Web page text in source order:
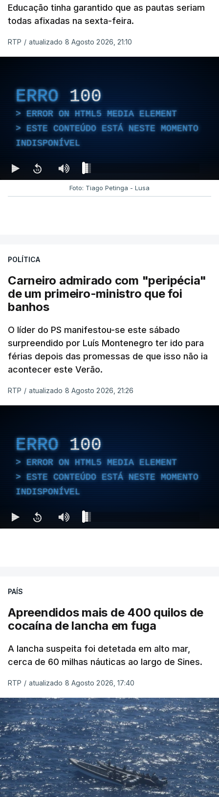
Educação tinha garantido que as pautas seriam
todas afixadas na sexta-feira.
RTP / atualizado 8 Agosto 2026, 21:10
ERRO 100
ERROR ON HTML5 MEDIA ELEMENT
ESTE CONTEÚDO ESTÁ NESTE MOMENTO
INDISPONÍVEL
Foto: Tiago Petinga - Lusa
POLÍTICA
Carneiro admirado com "peripécia"
de um primeiro-ministro que foi
banhos
O líder do PS manifestou-se este sábado
surpreendido por Luís Montenegro ter ido para
férias depois das promessas de que isso não ia
acontecer este Verão.
RTP / atualizado 8 Agosto 2026, 21:26
ERRO 100
ERROR ON HTML5 MEDIA ELEMENT
ESTE CONTEÚDO ESTÁ NESTE MOMENTO
INDISPONÍVEL
PAÍS
Apreendidos mais de 400 quilos de
cocaína de lancha em fuga
A lancha suspeita foi detetada em alto mar,
cerca de 60 milhas náuticas ao largo de Sines.
RTP / atualizado 8 Agosto 2026, 17:40